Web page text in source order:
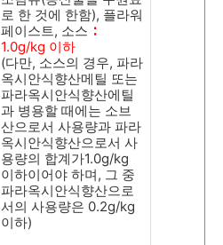
로 한 것에 한함), 플라워
페이스트, 소스 ∶
1.0g/kg 이하
(다만, 소스의 경우, 파라
옥시안식향산메틸 또는
파라옥시안식향산에틸
과 병용할 때에는 소브
산으로서 사용량과 파라
옥시안식향산으로서 사
용량의 합계가1.0g/kg
이하이어야 하며, 그 중
파라옥시안식향산으로
서의 사용량은 0.2g/kg
이하)